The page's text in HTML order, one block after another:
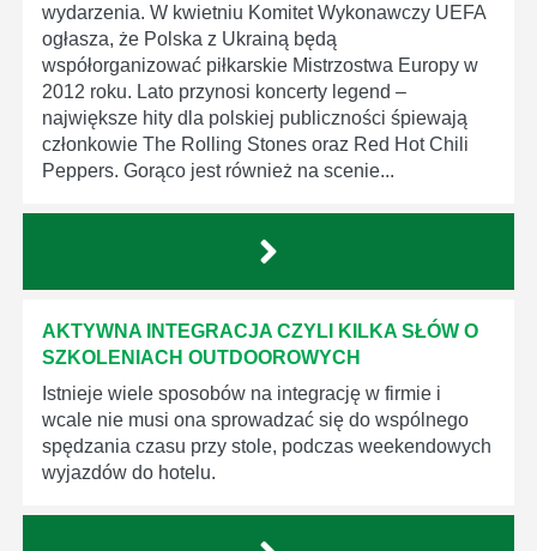
wydarzenia. W kwietniu Komitet Wykonawczy UEFA
ogłasza, że Polska z Ukrainą będą
współorganizować piłkarskie Mistrzostwa Europy w
2012 roku. Lato przynosi koncerty legend –
największe hity dla polskiej publiczności śpiewają
członkowie The Rolling Stones oraz Red Hot Chili
Peppers. Gorąco jest również na scenie...
AKTYWNA INTEGRACJA CZYLI KILKA SŁÓW O
SZKOLENIACH OUTDOOROWYCH
Istnieje wiele sposobów na integrację w firmie i
wcale nie musi ona sprowadzać się do wspólnego
spędzania czasu przy stole, podczas weekendowych
wyjazdów do hotelu.